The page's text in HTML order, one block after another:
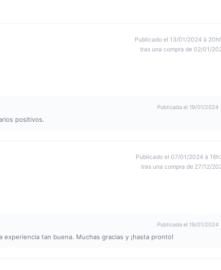
Publicado el 13/01/2024 à
tras una compra de 02/01/
Publicada el 19/01/2024
positivos.
Publicado el 07/01/2024 à
tras una compra de 27/12/
Publicada el 19/01/2024
tan buena. Muchas gracias y ¡hasta pronto!